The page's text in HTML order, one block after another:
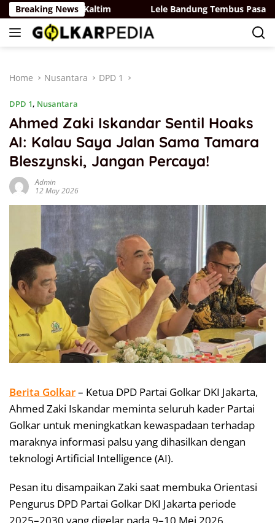
Skip
to
content
Breaking News
PAD Kaltim Lele Bandung Tembus Pasar
Home Nusantara DPD 1
DPD 1, Nusantara
Ahmed Zaki Iskandar Sentil Hoaks
AI: Kalau Saya Jalan Sama Tamara
Bleszynski, Jangan Percaya!
Admin
12 May 2026
Berita Golkar– Ketua DPD Partai Golkar DKI Jakarta,
Ahmed Zaki Iskandar meminta seluruh kader Partai
Golkar untuk meningkatkan kewaspadaan terhadap
maraknya informasi palsu yang dihasilkan dengan
teknologi Artificial Intelligence (AI).
Pesan itu disampaikan Zaki saat membuka Orientasi
Pengurus DPD Partai Golkar DKI Jakarta periode
2025–2030 yang digelar pada 9–10 Mei 2026.